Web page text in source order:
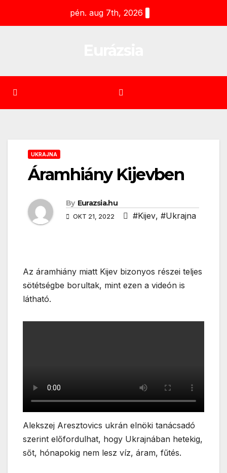
pén. aug 7th, 2026
UKRAJNA
Áramhiány Kijevben
By Eurazsia.hu
OKT 21, 2022 #Kijev, #Ukrajna
Az áramhiány miatt Kijev bizonyos részei teljes
sötétségbe borultak, mint ezen a videón is
látható.
Alekszej Aresztovics ukrán elnöki tanácsadó
szerint előfordulhat, hogy Ukrajnában hetekig,
sőt, hónapokig nem lesz víz, áram, fűtés.